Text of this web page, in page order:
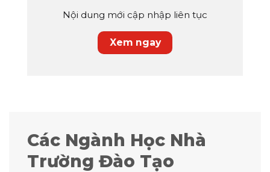
Nội dung mới cập nhập liên tục
Xem ngay
Các Ngành Học Nhà
Trường Đào Tạo